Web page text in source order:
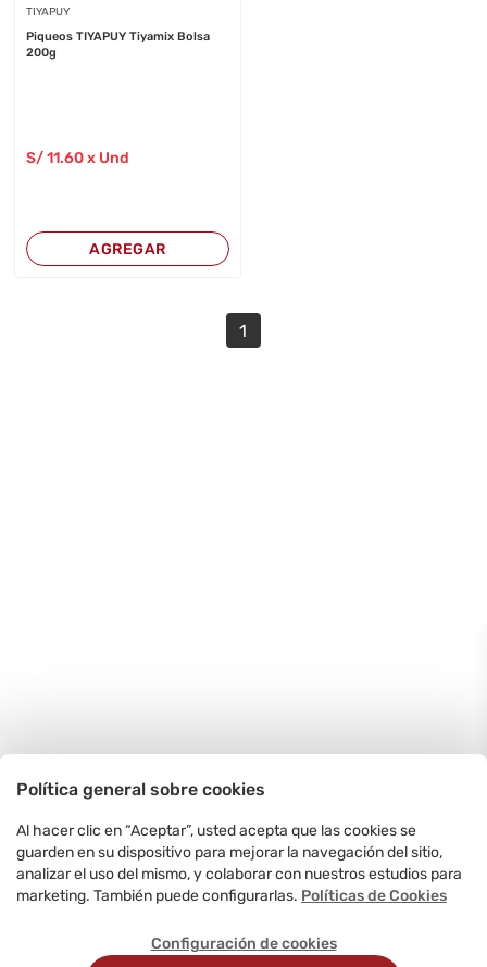
TIYAPUY
Piqueos TIYAPUY Tiyamix Bolsa
200g
S/11.60 x Und
AGREGAR
1
Política general sobre cookies
Al hacer clic en “Aceptar”, usted acepta que las cookies se
guarden en su dispositivo para mejorar la navegación del sitio,
analizar el uso del mismo, y colaborar con nuestros estudios para
marketing. También puede configurarlas. Políticas de Cookies
Configuración de cookies